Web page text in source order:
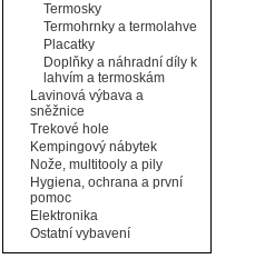
Termosky
Termohrnky a termolahve
Placatky
Doplňky a náhradní díly k
lahvím a termoskám
Lavinová výbava a
sněžnice
Trekové hole
Kempingový nábytek
Nože, multitooly a pily
Hygiena, ochrana a první
pomoc
Elektronika
Ostatní vybavení